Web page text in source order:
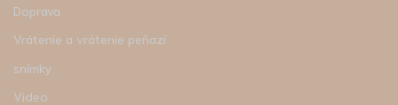
Doprava
Vrátenie a vrátenie peňazí
snímky
Video